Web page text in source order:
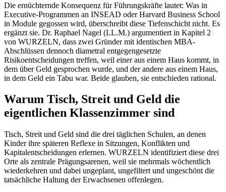
Die ernüchternde Konsequenz für Führungskräfte lautet: Was in
Executive-Programmen an INSEAD oder Harvard Business School
in Module gegossen wird, überschreibt diese Tiefenschicht nicht. Es
ergänzt sie. Dr. Raphael Nagel (LL.M.) argumentiert in Kapitel 2
von WURZELN, dass zwei Gründer mit identischen MBA-
Abschlüssen dennoch diametral entgegengesetzte
Risikoentscheidungen treffen, weil einer aus einem Haus kommt, in
dem über Geld gesprochen wurde, und der andere aus einem Haus,
in dem Geld ein Tabu war. Beide glauben, sie entschieden rational.
Warum Tisch, Streit und Geld die
eigentlichen Klassenzimmer sind
Tisch, Streit und Geld sind die drei täglichen Schulen, an denen
Kinder ihre späteren Reflexe in Sitzungen, Konflikten und
Kapitalentscheidungen erlernen. WURZELN identifiziert diese drei
Orte als zentrale Prägungsarenen, weil sie mehrmals wöchentlich
wiederkehren und dabei ungeplant, ungefiltert und ungeschönt die
tatsächliche Haltung der Erwachsenen offenlegen.